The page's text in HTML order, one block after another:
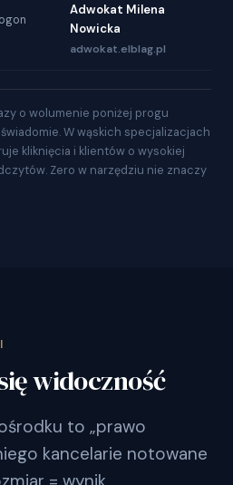
Adwokat Milena
Nowicka
adwokat.elblag.pl
o wolumenie poniżej progu
W wąskich specjalizacjach
kliknięcia i klientów o wysokiej
Zero w narzędziu nie znaczy
widoczność
to „prawo
kancelarie notowane